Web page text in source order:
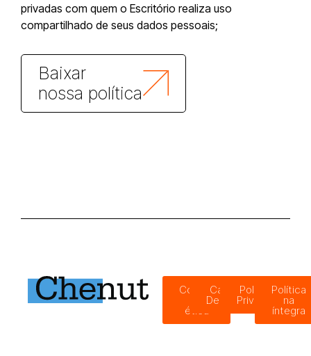
privadas com quem o Escritório realiza uso
compartilhado de seus dados pessoais;
Baixar
nossa política
Código
ética
Canal de
Denúncias
Política de
Privacidade
Política
na
íntegra